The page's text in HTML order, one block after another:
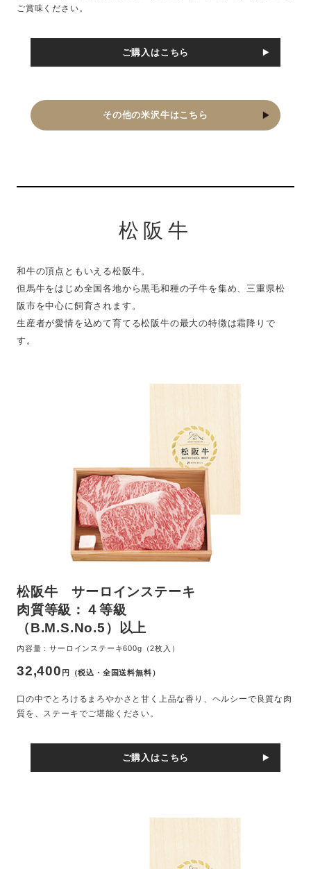
ご賞味ください。
ご購入はこちら
その他の米沢牛はこちら
松阪牛
和牛の頂点ともいえる松阪牛。
但馬牛をはじめ全国各地から黒毛和種の子牛を集め、三重県松
阪市を中心に飼育されます。
生産者が愛情を込めて育てる松阪牛の最大の特徴は霜降りで
す。
松阪牛 サーロインステーキ
肉質等級：４等級
（B.M.S.No.5）以上
内容量：サーロインステーキ600g（2枚入）
32,400 円（税込・全国送料無料）
口の中でとろけるまろやかさと甘く上品な香り、ヘルシーで良質な肉
質を、ステーキでご堪能ください。
ご購入はこちら